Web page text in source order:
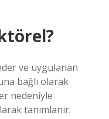
ve uygulanan
bağlı olarak
nedeniyle
tanımlanır.